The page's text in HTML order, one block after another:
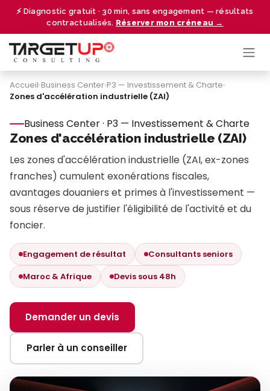
⚡ Diagnostic gratuit · 30 min, sans engagement — résultats
contractualisés. Réserver mon créneau →
Se rendre au contenu
Accueil›Business Center›P3 — Investissement & Charte›
Zones d'accélération industrielle (ZAI)
Business Center · P3 — Investissement & Charte
Zones d'accélération industrielle (ZAI)
Les zones d'accélération industrielle (ZAI, ex-zones
franches) cumulent exonérations fiscales,
avantages douaniers et primes à l'investissement —
sous réserve de justifier l'éligibilité de l'activité et du
foncier.
Engagement de résultat
Consultants seniors
Maroc & Afrique
Devis sous 48h
Demander un devis
Parler à un conseiller